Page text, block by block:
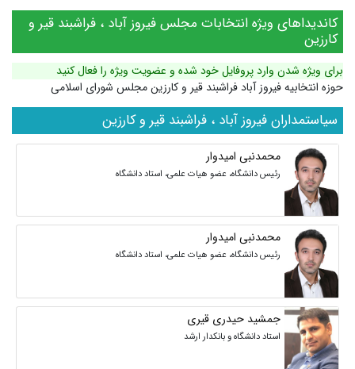
کاندیداهای ویژه انتخابات مجلس فیروز آباد ، فراشبند قیر و
کارزین
برای ویژه شدن وارد پروفایل خود شده و عضویت ویژه را فعال کنید
حوزه انتخابیه فیروز آباد فراشبند قیر و کارزین مجلس شورای اسلامی
سیاستمداران فیروز آباد ، فراشبند قیر و کارزین
محمدنبی امیدوار
رئیس دانشگاه، عضو هیات علمی، استاد دانشگاه
محمدنبی امیدوار
رئیس دانشگاه، عضو هیات علمی، استاد دانشگاه
جمشید حیدری قیری
استاد دانشگاه و بانکدار ارشد